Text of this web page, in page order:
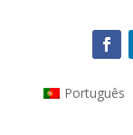
Português